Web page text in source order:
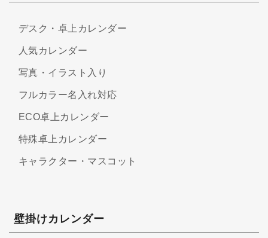
デスク・卓上カレンダー
人気カレンダー
写真・イラスト入り
フルカラー名入れ対応
ECO卓上カレンダー
特殊卓上カレンダー
キャラクター・マスコット
壁掛けカレンダー